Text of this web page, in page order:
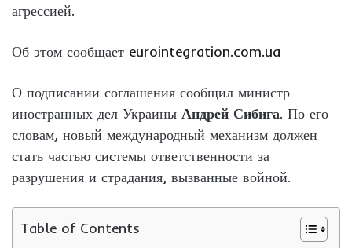
агрессией.
Об этом сообщает eurointegration.com.ua
О подписании соглашения сообщил министр
иностранных дел Украины Андрей Сибига. По его
словам, новый международный механизм должен
стать частью системы ответственности за
разрушения и страдания, вызванные войной.
Table of Contents